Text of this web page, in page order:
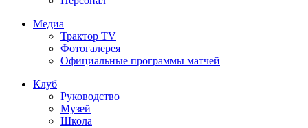
Медиа
Трактор TV
Фотогалерея
Официальные программы матчей
Клуб
Руководство
Музей
Школа